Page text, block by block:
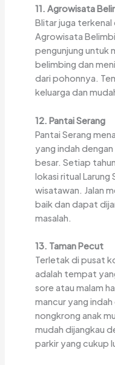
11. Agrowisata
Blitar juga
Agrowisata
pengunjung untuk
belimbing dan
dari pohonnya.
keluarga dan
12. Pantai Serang
Pantai Serang
yang indah
besar. Setiap
lokasi ritual Larung
wisatawan. Jalan
baik dan dapat
masalah.
13. Taman Pecut
Terletak di pusat
adalah tempat
sore atau malam
mancur yang
nongkrong anak
mudah dijangkau
parkir yang cukup